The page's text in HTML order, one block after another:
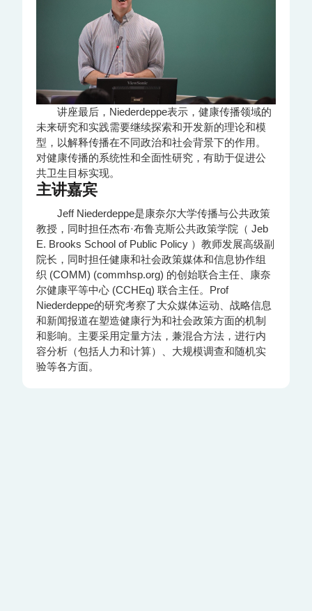
讲座最后，Niederdeppe表示，健康传播领域的
未来研究和实践需要继续探索和开发新的理论和模
型，以解释传播在不同政治和社会背景下的作用。
对健康传播的系统性和全面性研究，有助于促进公
共卫生目标实现。
主讲嘉宾
Jeff Niederdeppe是康奈尔大学传播与公共政策
教授，同时担任杰布·布鲁克斯公共政策学院（ Jeb
E. Brooks School of Public Policy ）教师发展高级副
院长，同时担任健康和社会政策媒体和信息协作组
织 (COMM) (commhsp.org) 的创始联合主任、康奈
尔健康平等中心 (CCHEq) 联合主任。Prof
Niederdeppe的研究考察了大众媒体运动、战略信息
和新闻报道在塑造健康行为和社会政策方面的机制
和影响。主要采用定量方法，兼混合方法，进行内
容分析（包括人力和计算）、大规模调查和随机实
验等各方面。